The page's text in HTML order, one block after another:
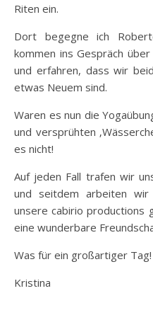
Riten ein.
Dort begegne ich
kommen ins Gespräch
und erfahren, dass wir
etwas Neuem sind.
Waren es nun die
und versprühten
es nicht!
Auf jeden Fall trafen wir
und seitdem arbeiten wir
unsere cabirio productions
eine wunderbare
Was für ein großartiger Tag!
Kristina